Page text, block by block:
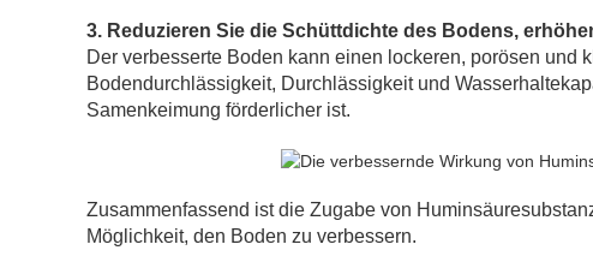
3. Reduzieren Sie die Schüttdichte des Bodens,
Der verbesserte Boden kann einen lockeren, porösen
Bodendurchlässigkeit, Durchlässigkeit und
Samenkeimung förderlicher ist.
Zusammenfassend ist die Zugabe von
Möglichkeit, den Boden zu verbessern.